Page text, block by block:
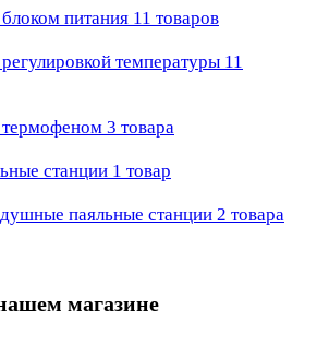
питания 11 товаров
температуры 11
термофеном 3 товара
станции 1 товар
паяльные станции 2 товара
магазине